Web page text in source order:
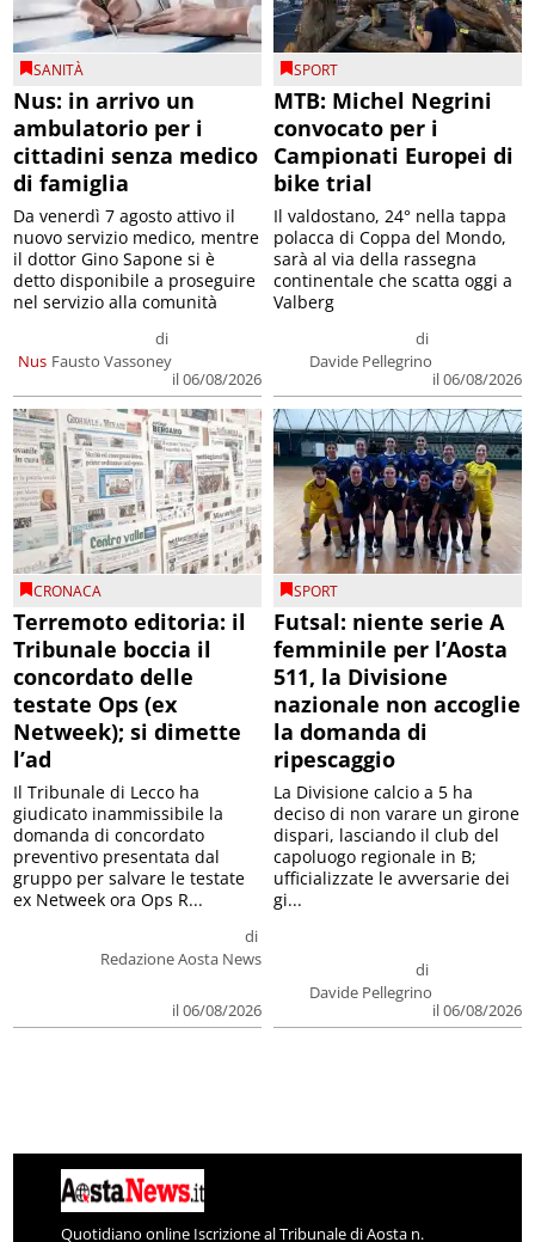
SANITÀ
Nus: in arrivo un
ambulatorio per i
cittadini senza medico
di famiglia
Nus
di
Fausto Vassoney
il 06/08/2026
Da venerdì 7 agosto attivo il
nuovo servizio medico, mentre
il dottor Gino Sapone si è
detto disponibile a proseguire
nel servizio alla comunità
SPORT
MTB: Michel Negrini
convocato per i
Campionati Europei di
bike trial
di
Davide Pellegrino
il 06/08/2026
Il valdostano, 24° nella tappa
polacca di Coppa del Mondo,
sarà al via della rassegna
continentale che scatta oggi a
Valberg
CRONACA
Terremoto editoria: il
Tribunale boccia il
concordato delle
testate Ops (ex
Netweek); si dimette
l’ad
di
Redazione Aosta News
il 06/08/2026
Il Tribunale di Lecco ha
giudicato inammissibile la
domanda di concordato
preventivo presentata dal
gruppo per salvare le testate
ex Netweek ora Ops R...
SPORT
Futsal: niente serie A
femminile per l’Aosta
511, la Divisione
nazionale non accoglie
la domanda di
ripescaggio
di
Davide Pellegrino
il 06/08/2026
La Divisione calcio a 5 ha
deciso di non varare un girone
dispari, lasciando il club del
capoluogo regionale in B;
ufficializzate le avversarie dei
gi...
Quotidiano online Iscrizione al Tribunale di Aosta n.